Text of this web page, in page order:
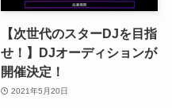
【次世代のスターDJを目指
せ！】DJオーディションが
開催決定！
2021年5月20日